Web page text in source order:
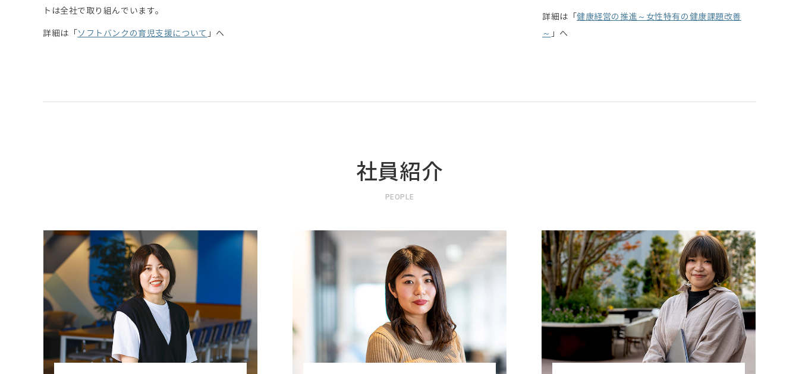
トは全社で取り組んでいます。
詳細は「 ソフトバンクの育児支援について 」へ
詳細は「健康経営の推進～女性特有の健康課題改善
～ 」へ
社員紹介
PEOPLE